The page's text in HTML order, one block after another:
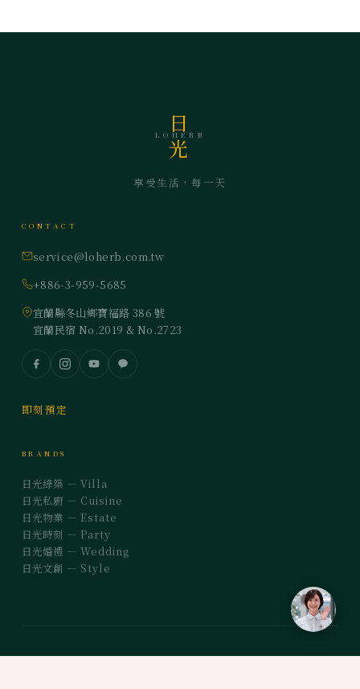
日
LOHERB
光
享受生活，每一天
CONTACT
service@loherb.com.tw
+886-3-959-5685
宜蘭縣冬山鄉寶福路 386 號
宜蘭民宿 No.2019 & No.2723
即刻預定
BRANDS
日光綠築 — Villa
日光私廚 — Cuisine
日光物業 — Estate
日光時刻 — Party
日光婚禮 — Wedding
日光文創 — Style